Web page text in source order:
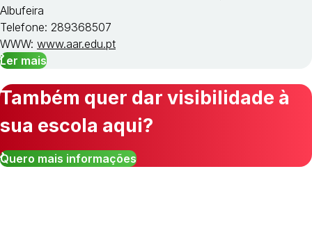
Albufeira
Telefone: 289368507
WWW: www.aar.edu.pt
Ler mais
Também quer dar visibilidade à
sua escola aqui?
Quero mais informações